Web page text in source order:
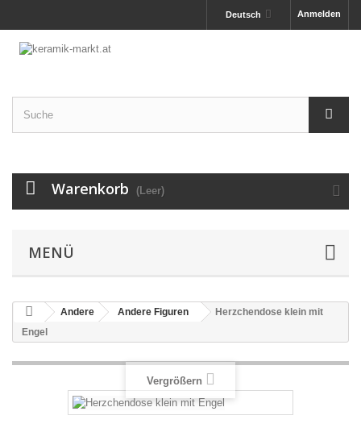
Anmelden
Deutsch
Warenkorb (Leer)
MENÜ
Andere Andere Figuren
Herzchendose klein mit
Engel
Vergrößern